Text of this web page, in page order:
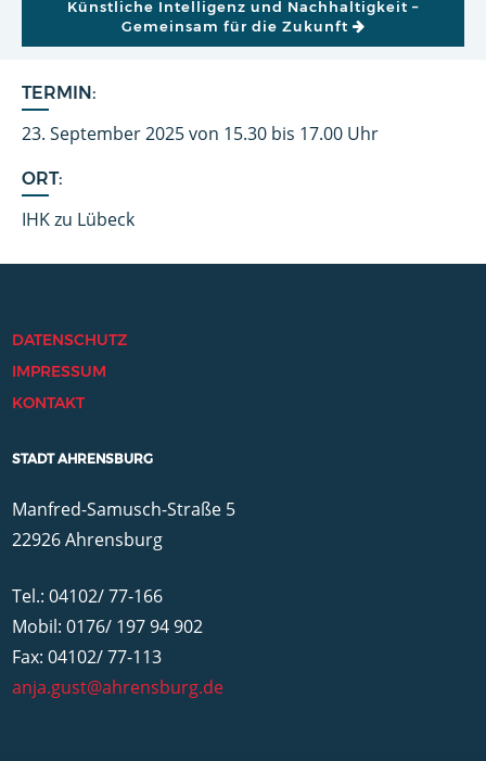
TERMIN:
23. September 2025 von 15.30 bis 17.00 Uhr
ORT:
IHK zu Lübeck
Künstliche Intelligenz und Nachhaltigkeit –
Gemeinsam für die Zukunft
DATENSCHUTZ
IMPRESSUM
KONTAKT
STADT AHRENSBURG
Manfred-Samusch-Straße 5
22926 Ahrensburg
Tel.: 04102/ 77-166
Mobil: 0176/ 197 94 902
Fax: 04102/ 77-113
anja.gust@ahrensburg.de